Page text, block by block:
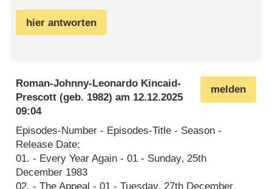
hier antworten
melden
Roman-Johnny-Leonardo Kincaid-
Prescott (geb. 1982) am 12.12.2025
09:04
Episodes-Number - Episodes-Title - Season -
Release Date:
01. - Every Year Again - 01 - Sunday‚ 25th
December 1983
02. - The Appeal - 01 - Tuesday‚ 27th December